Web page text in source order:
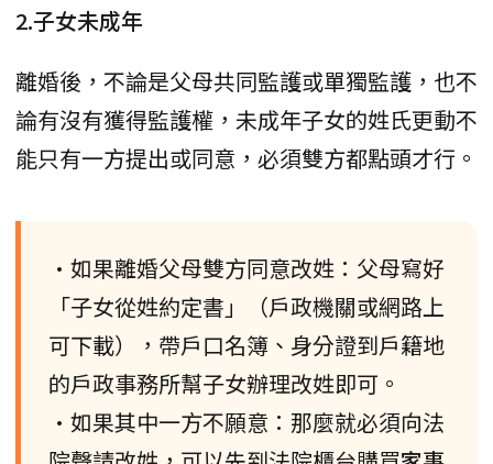
2.子女未成年
離婚後，不論是父母共同監護或單獨監護，也不
論有沒有獲得監護權，未成年子女的姓氏更動不
能只有一方提出或同意，必須雙方都點頭才行。
•如果離婚父母雙方同意改姓：父母寫好
「子女從姓約定書」（戶政機關或網路上
可下載），帶戶口名簿、身分證到戶籍地
的戶政事務所幫子女辦理改姓即可。
•如果其中一方不願意：那麼就必須向法